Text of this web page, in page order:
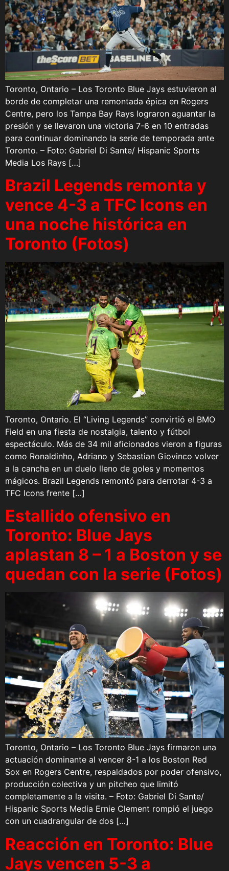
Toronto, Ontario – Los Toronto Blue Jays estuvieron al
borde de completar una remontada épica en Rogers
Centre, pero los Tampa Bay Rays lograron aguantar la
presión y se llevaron una victoria 7-6 en 10 entradas
para continuar dominando la serie de temporada ante
Toronto. – Foto: Gabriel Di Sante/ Hispanic Sports
Media Los Rays […]
Brazil Legends remonta y
vence 4-3 a TFC Icons en
una noche histórica en
Toronto (Fotos)
Toronto, Ontario. El “Living Legends” convirtió el BMO
Field en una fiesta de nostalgia, talento y fútbol
espectáculo. Más de 34 mil aficionados vieron a figuras
como Ronaldinho, Adriano y Sebastian Giovinco volver
a la cancha en un duelo lleno de goles y momentos
mágicos. Brazil Legends remontó para derrotar 4-3 a
TFC Icons frente […]
Estallido ofensivo en
Toronto: Blue Jays
aplastan 8 – 1 a Boston y se
quedan con la serie (Fotos)
Toronto, Ontario – Los Toronto Blue Jays firmaron una
actuación dominante al vencer 8-1 a los Boston Red
Sox en Rogers Centre, respaldados por poder ofensivo,
producción colectiva y un pitcheo que limitó
completamente a la visita. – Foto: Gabriel Di Sante/
Hispanic Sports Media Ernie Clement rompió el juego
con un cuadrangular de dos […]
Reacción en Toronto: Blue
Jays vencen 5-3 a